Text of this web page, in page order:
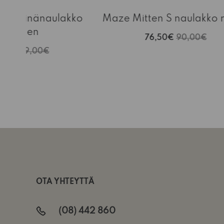
seinänaulakko
149,00€
Maze Mitten S naulakko
76,50€ 90,00€
OTA YHTEYTTÄ
(08) 442 860